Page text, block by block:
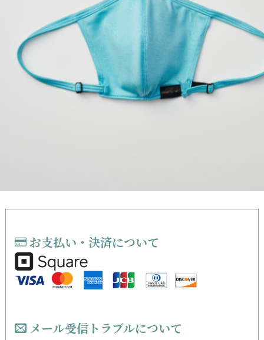
お支払い・決済について
メール受信トラブルについて